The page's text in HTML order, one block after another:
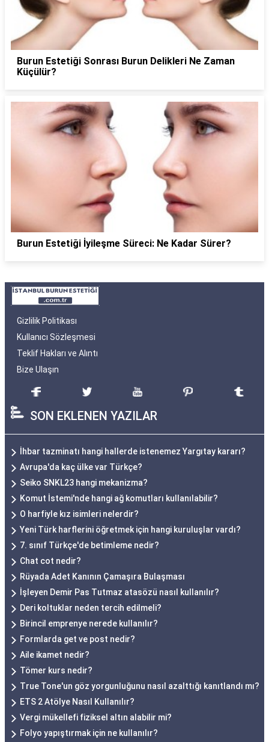
Burun Estetiği Sonrası Burun Delikleri Ne Zaman
Küçülür?
Burun Estetiği İyileşme Süreci: Ne Kadar Sürer?
Gizlilik Politikası
Kullanıcı Sözleşmesi
Teklif Hakları ve Alıntı
Bize Ulaşın
SON EKLENEN YAZILAR
İhbar tazminatı hangi hallerde istenemez Yargıtay kararı?
Avrupa'da kaç ülke var Türkçe?
Seiko SNKL23 hangi mekanizma?
Komut İstemi'nde hangi ağ komutları kullanılabilir?
O harfiyle kız isimleri nelerdir?
Yeni Türk harflerini öğretmek için hangi kuruluşlar vardı?
7. sınıf Türkçe'de betimleme nedir?
Chat cot nedir?
Rüyada Adet Kanının Çamaşıra Bulaşması
İşleyen Demir Pas Tutmaz atasözü nasıl kullanılır?
Deri koltuklar neden tercih edilmeli?
Birincil emprenye nerede kullanılır?
Formlarda get ve post nedir?
Aile ikamet nedir?
Tömer kurs nedir?
True Tone'un göz yorgunluğunu nasıl azalttığı kanıtlandı mı?
ETS 2 Atölye Nasıl Kullanılır?
Vergi mükellefi fiziksel altın alabilir mi?
Folyo yapıştırmak için ne kullanılır?